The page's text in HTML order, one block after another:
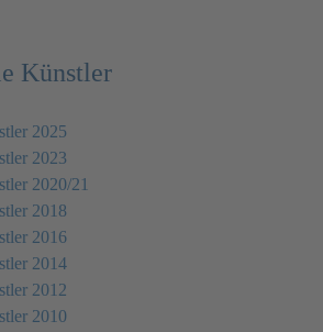
Künstler
2025
2023
2020/21
2018
2016
2014
2012
2010